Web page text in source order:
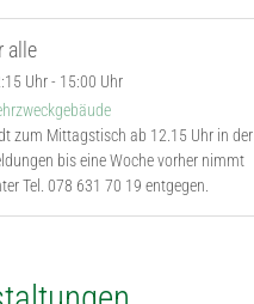
alle
Uhr- 15:00 Uhr
zum Mittagstisch ab 12.15 Uhr in der
bis eine Woche vorher nimmt
Tel. 078 631 70 19 entgegen.